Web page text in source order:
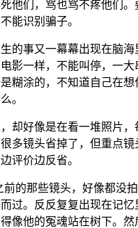
他们，骂也骂不疼他们
能识别骗子。
的事又一幕幕出现在脑
影一样，不能叫停，一
糊涂的，不知道自己在
。
却好像是在看一堆照片
多镜头省掉了，但重点
评价边反省。
前的那些镜头，好像都没
过。反反复复出现在记
像他的冤魂站在树下。